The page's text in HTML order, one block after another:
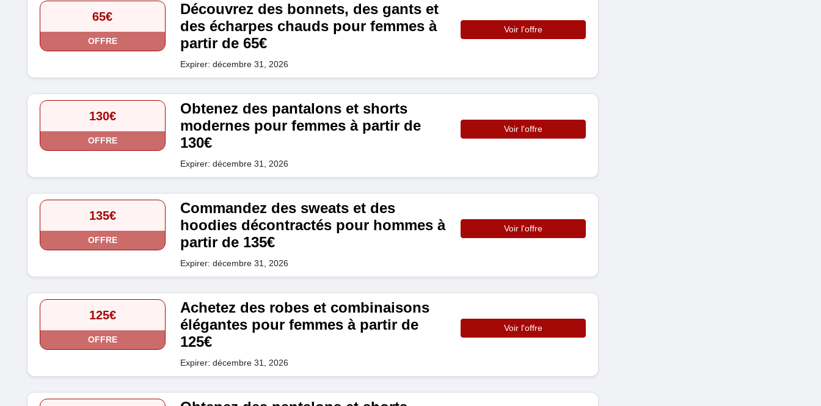
65€
OFFRE
Découvrez des bonnets, des gants et
des écharpes chauds pour femmes à
partir de 65€
Expirer: décembre 31, 2026
Voir l'offre
130€
OFFRE
Obtenez des pantalons et shorts
modernes pour femmes à partir de
130€
Expirer: décembre 31, 2026
Voir l'offre
135€
OFFRE
Commandez des sweats et des
hoodies décontractés pour hommes à
partir de 135€
Expirer: décembre 31, 2026
Voir l'offre
125€
OFFRE
Achetez des robes et combinaisons
élégantes pour femmes à partir de
125€
Expirer: décembre 31, 2026
Voir l'offre